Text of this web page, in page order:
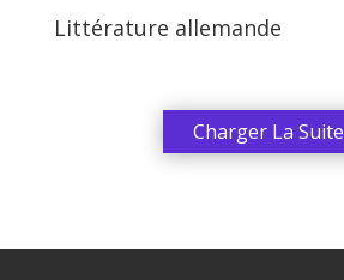
Littérature allemande
Charger La Suite